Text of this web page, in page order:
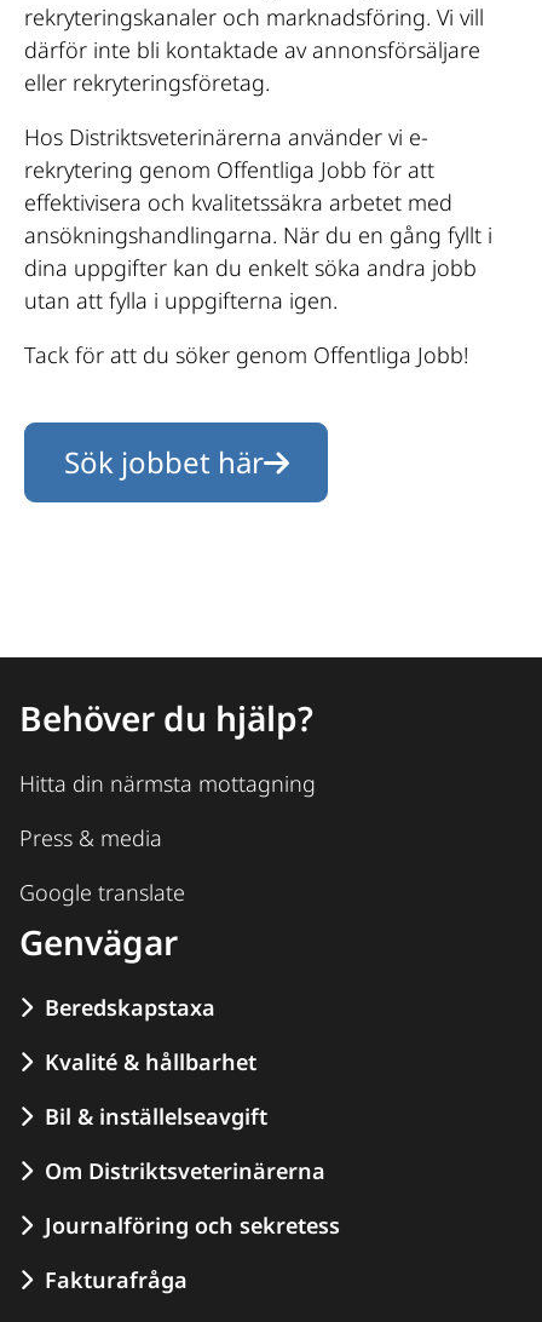
rekryteringskanaler och marknadsföring. Vi vill
därför inte bli kontaktade av annonsförsäljare
eller rekryteringsföretag.
Hos Distriktsveterinärerna använder vi e-
rekrytering genom Offentliga Jobb för att
effektivisera och kvalitetssäkra arbetet med
ansökningshandlingarna. När du en gång fyllt i
dina uppgifter kan du enkelt söka andra jobb
utan att fylla i uppgifterna igen.
Tack för att du söker genom Offentliga Jobb!
Sök jobbet här
Behöver du hjälp?
Hitta din närmsta mottagning
Press & media
Google translate
Genvägar
Beredskapstaxa
Kvalité & hållbarhet
Bil & inställelseavgift
Om Distriktsveterinärerna
Journalföring och sekretess
Fakturafråga